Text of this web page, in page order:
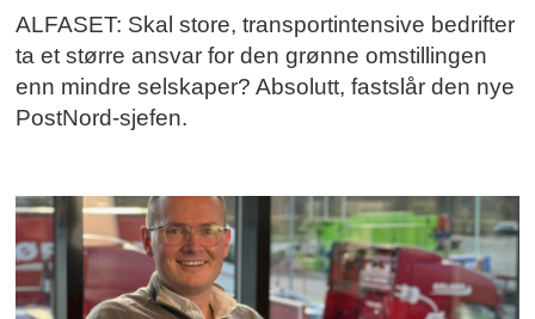
ALFASET: Skal store, transportintensive bedrifter
ta et større ansvar for den grønne omstillingen
enn mindre selskaper? Absolutt, fastslår den nye
PostNord-sjefen.